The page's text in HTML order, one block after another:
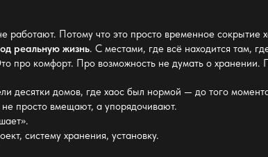
работают. Потому что это просто временное
реальную жизнь. С местами, где всё находится там,
про комфорт. Про возможность не думать охранении.
десятки домов, где хаос был нормой — до того
просто вмещают, а упорядочивают.
системухранения, установку.